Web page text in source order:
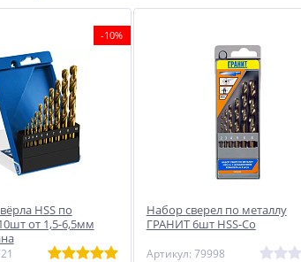
-10%
HSS по
от 1,5-6,5мм
Набор сверел по металлу
ГРАНИТ 6шт HSS-Co
Артикул: 79998